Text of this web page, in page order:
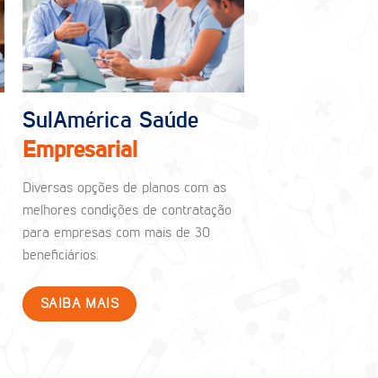
SulAmérica Saúde
Empresarial
Diversas opções de planos com as
melhores condições de contratação
para empresas com mais de 30
beneficiários.
SAIBA MAIS